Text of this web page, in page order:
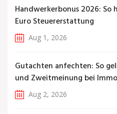
Handwerkerbonus 2026: So
Euro Steuererstattung
Aug 1, 2026
Gutachten anfechten: So
und Zweitmeinung bei
Aug 2, 2026